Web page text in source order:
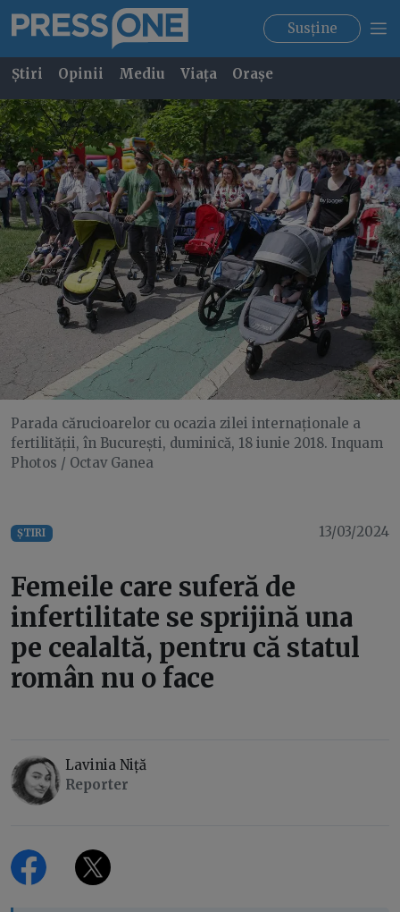
Susține
Știri Opinii Mediu Viața Orașe
Parada cărucioarelor cu ocazia zilei internaționale a
fertilității, în București, duminică, 18 iunie 2018. Inquam
Photos / Octav Ganea
ȘTIRI 13/03/2024
Femeile care suferă de
infertilitate se sprijină una
pe cealaltă, pentru că statul
român nu o face
Lavinia Niță
Reporter